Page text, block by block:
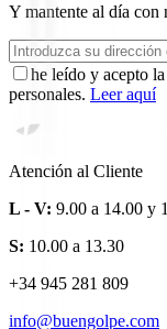
Y mantente al día con
he leído y acepto
personales. Leer aquí
Atención al Cliente
L - V: 9.00 a 14.00 y
S: 10.00 a 13.30
+34 945 281 809
info@buengolpe.com